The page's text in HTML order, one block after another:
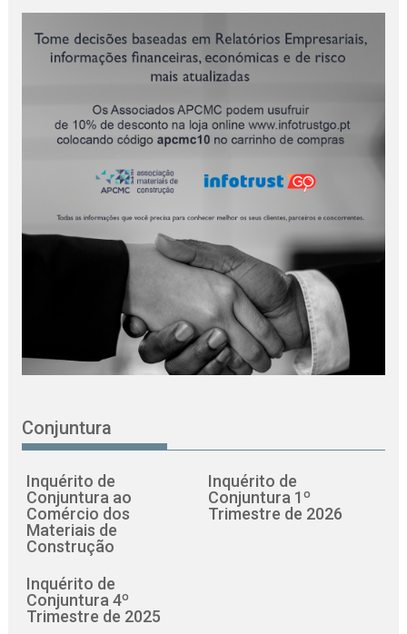
Conjuntura
Inquérito de
Conjuntura ao
Comércio dos
Materiais de
Construção
Inquérito de
Conjuntura 1º
Trimestre de 2026
Inquérito de
Conjuntura 4º
Trimestre de 2025